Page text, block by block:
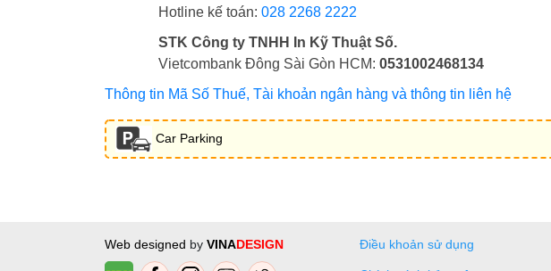
Hotline kế toán: 028 2268 2222
STK Công ty TNHH In Kỹ Thuật Số.
Vietcombank Đông Sài Gòn HCM: 0531002468134
Thông tin Mã Số Thuế, Tài khoản ngân hàng và thông tin liên hệ
Car Parking
Web designed by VINADESIGN Điều khoản sử dụng